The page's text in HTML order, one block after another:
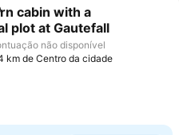
aos favoritos
cabin with a
plot at Gautefall
não disponível
km de Centro da cidade